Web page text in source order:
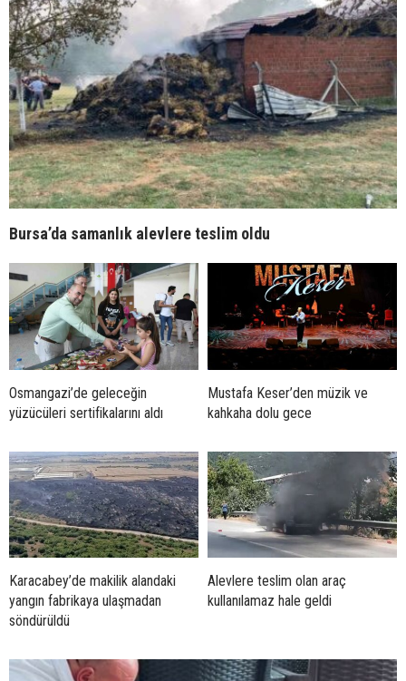
Bursa’da samanlık alevlere teslim oldu
Osmangazi’de geleceğin
yüzücüleri sertifikalarını aldı
Mustafa Keser’den müzik ve
kahkaha dolu gece
Karacabey’de makilik alandaki
yangın fabrikaya ulaşmadan
söndürüldü
Alevlere teslim olan araç
kullanılamaz hale geldi